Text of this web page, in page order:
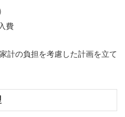
費
計の負担を考慮した計画を立て